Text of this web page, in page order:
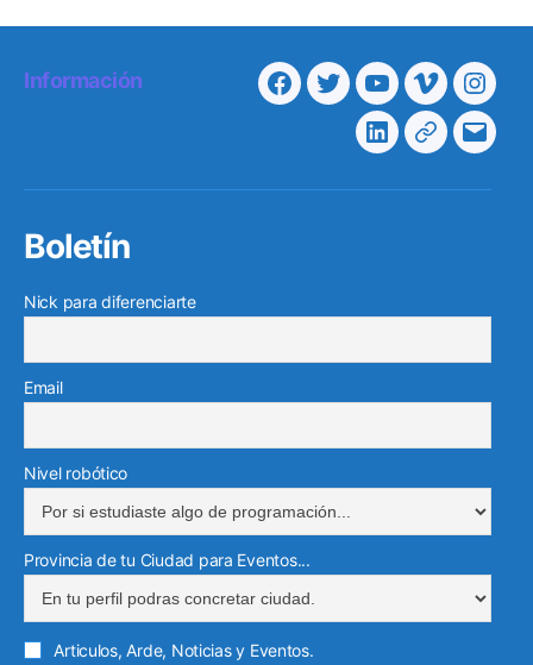
Información
Facebook
TwitterYoutubeVimeo
LinkedinTelegram
Boletín
Nick para diferenciarte
Email
Nivel robótico
Provincia de tu Ciudad para Eventos...
Articulos, Arde, Noticias y Eventos.